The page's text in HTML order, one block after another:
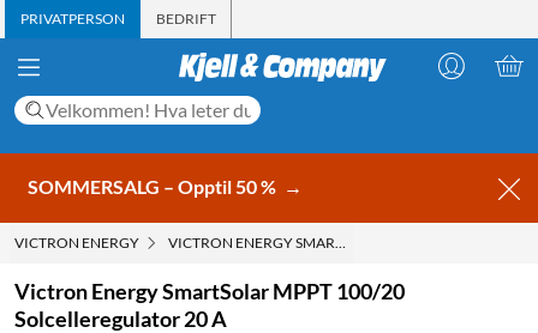
PRIVATPERSON BEDRIFT
SOMMERSALG – Opptil 50 % →
VICTRON ENERGY VICTRON ENERGY SMARTSOLAR MPPT 100/20
Victron Energy SmartSolar MPPT 100/20
Solcelleregulator 20 A